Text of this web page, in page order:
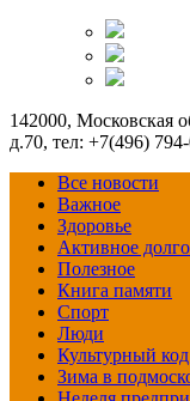
142000, Московская
д.70, тел: +7(496)
Все новости
Важное
Здоровье
Активное
Полезное
Книга памяти
Спорт
Люди
Культурный
Зима в